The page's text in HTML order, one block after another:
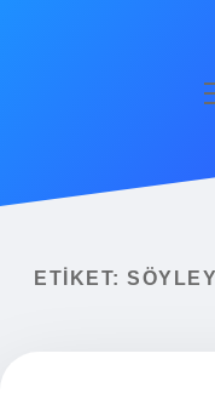
Yasal Uyarı
ETIKET: